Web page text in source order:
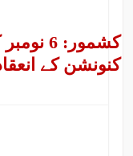
کشمور:
کنونشن کے